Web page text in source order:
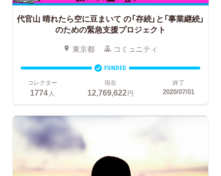
代官山 晴れたら空に豆まいて の「存続」と「事業継続」
のための緊急支援プロジェクト
東京都 コミュニティ
FUNDED
コレクター
1774 人
現在
12,769,622円
終了
2020/07/01